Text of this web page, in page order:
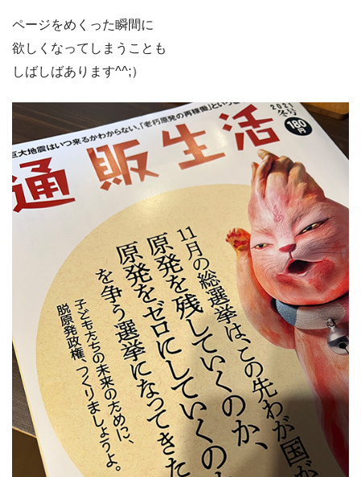
ページをめくった瞬間に
欲しくなってしまうことも
しばしばあります^^;）